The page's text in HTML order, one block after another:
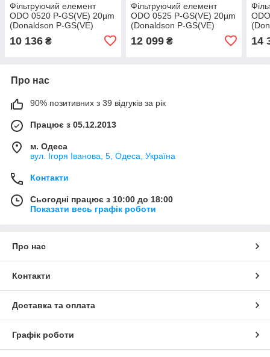
Фільтруючий елемент
ODO 0520 P-GS(VE) 20µm
(Donaldson P-GS(VE)
10 136 ₴
Фільтруючий елемент
ODO 0525 P-GS(VE) 20µm
(Donaldson P-GS(VE)
12 099₴ 14
Про нас
90% позитивних з 39 відгуків за рік
Працює з 05.12.2013
м. Одеса
вул. Ігоря Іванова, 5, Одеса, Україна
Контакти
Сьогодні працює з 10:00 до 18:00
Показати весь графік роботи
Про нас
Контакти
Доставка та оплата
Графік роботи